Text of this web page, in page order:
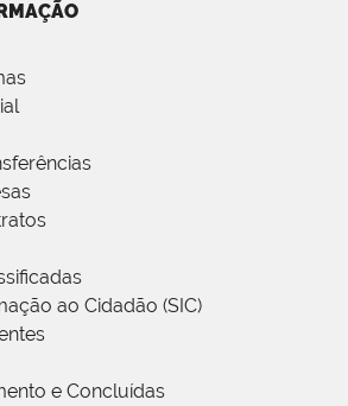
ao Cidadão (SIC)
e Concluídas